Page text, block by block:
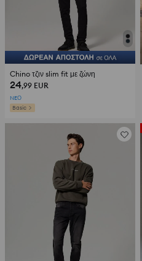
Chino τζιν slim fit με ζώνη
24,99 EUR
NEΟ
Basic